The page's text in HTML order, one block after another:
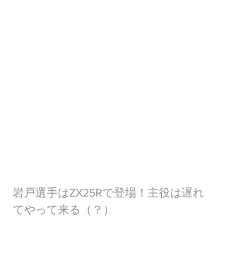
岩戸選手はZX25Rで登場！主役は遅れ
てやって来る（？）